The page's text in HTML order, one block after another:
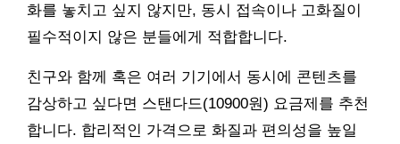
화를 놓치고 싶지 않지만, 동시 접속이나 고화질이
필수적이지 않은 분들에게 적합합니다.
친구와 함께 혹은 여러 기기에서 동시에 콘텐츠를
감상하고 싶다면 스탠다드(10900원) 요금제를 추천
합니다. 합리적인 가격으로 화질과 편의성을 높일